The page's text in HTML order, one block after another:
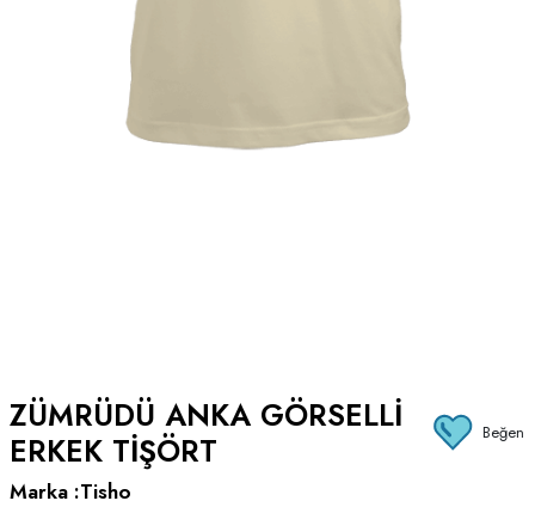
ZÜMRÜDÜ ANKA GÖRSELLI
ERKEK TIŞÖRT
Beğen
Marka :Tisho